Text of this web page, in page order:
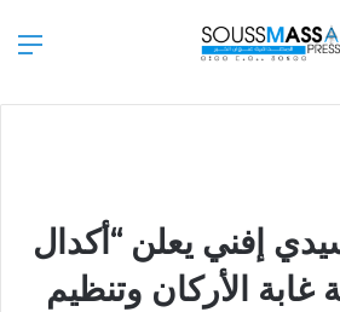
إفني يعلن “أكدال
غابة الأركان وتنظيم